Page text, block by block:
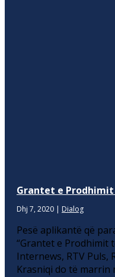
Grantet e
Dhj 7, 2020 | Dialog
Pesë aplikantë që
“Grantet e Prodhimit
Internews, RTV Puls,
Krasniqi do të marrin